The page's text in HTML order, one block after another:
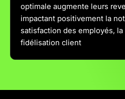
optimale augmente leurs
impactant positivement la
satisfaction des employés,
fidélisation client